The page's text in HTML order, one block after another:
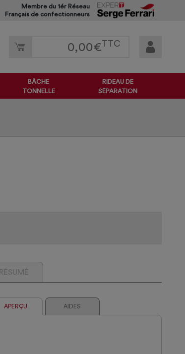
Membre du 1ér Réseau
Français de confectionneurs
0,00€TTC
BÂCHE
TONNELLE
RIDEAU DE
SÉPARATION
RÉSUMÉ
APERÇU AIDES